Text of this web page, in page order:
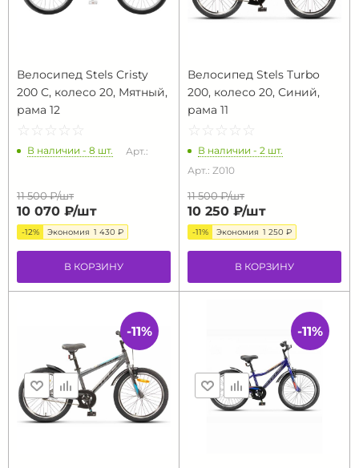
Велосипед Stels Cristy
200 C, колесо 20, Мятный,
рама 12
☆ ☆ ☆ ☆ ☆
★ ★ ★ ★ ★
В наличии - 8 шт. Арт.:
11 500 ₽/шт
10 070 ₽/шт
-12% Экономия 1 430 ₽
В КОРЗИНУ
Велосипед Stels Turbo
200, колесо 20, Синий,
рама 11
☆ ☆ ☆ ☆ ☆
★ ★ ★ ★ ★
В наличии - 2 шт.
Арт.: Z010
11 500 ₽/шт
10 250 ₽/шт
-11% Экономия 1 250 ₽
В КОРЗИНУ
-11% -11%